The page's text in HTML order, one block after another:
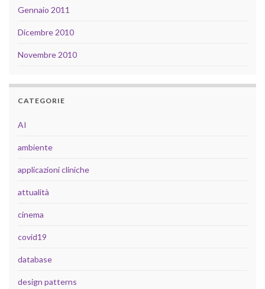
Gennaio 2011
Dicembre 2010
Novembre 2010
CATEGORIE
AI
ambiente
applicazioni cliniche
attualità
cinema
covid19
database
design patterns